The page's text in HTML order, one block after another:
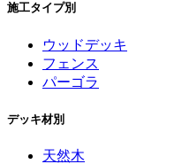
施工タイプ別
ウッドデッキ
フェンス
パーゴラ
デッキ材別
天然木